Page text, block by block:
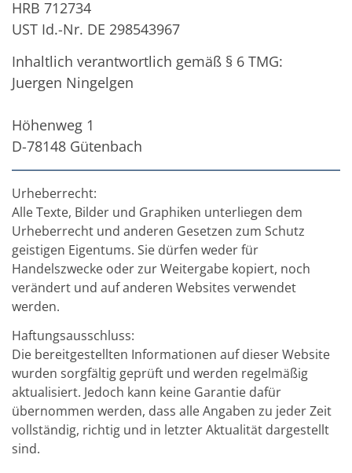
Digital Services
Service Level Agreements
Ersatzteilservice
Upgrades
Training
Technologie
TruEtch - Metallätzung
Fluidjet - Metall-Abhebung
Ätzen
Texturierung
Galvanik
Innovationen
Battery Technology
Fortschrittliches chemisches Ätzen
Proprietäre Software
FlowLogX - Smart Connectivity Platform
Infocenter
Downloads
News
Messen
Glossar
Ätzen
Carrier
DI Wasser
Fab
Footprint
SECS/GEM
HRB 712734
UST Id.-Nr. DE 298543967
Inhaltlich verantwortlich gemäß § 6 TMG:
Juergen Ningelgen
Höhenweg 1
D-78148 Gütenbach
Urheberrecht:
Alle Texte, Bilder und Graphiken unterliegen dem
Urheberrecht und anderen Gesetzen zum Schutz
geistigen Eigentums. Sie dürfen weder für
Handelszwecke oder zur Weitergabe kopiert, noch
verändert und auf anderen Websites verwendet
werden.
Haftungsausschluss:
Die bereitgestellten Informationen auf dieser Website
wurden sorgfältig geprüft und werden regelmäßig
aktualisiert. Jedoch kann keine Garantie dafür
übernommen werden, dass alle Angaben zu jeder Zeit
vollständig, richtig und in letzter Aktualität dargestellt
sind.